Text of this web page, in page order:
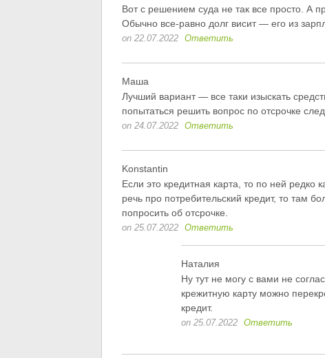
Вот с решением суда не так все просто. А
Обычно все-равно долг висит — его из
on 22.07.2022 Ответить
Маша
Лучший вариант — все таки изыскать
попытаться решить вопрос по отсрочке
on 24.07.2022 Ответить
Konstantin
Если это кредитная карта, то по ней редко
речь про потребительский кредит, то там
попросить об отсрочке.
on 25.07.2022 Ответить
Наталия
Ну тут не могу с вами не
крежитную карту можно
кредит.
on 25.07.2022 Ответить